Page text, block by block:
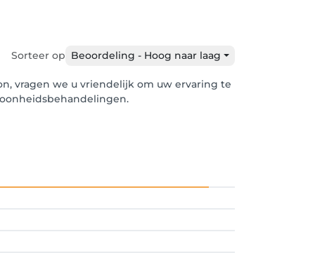
Sorteer op Beoordeling - Hoog naar laag
vragen we u vriendelijk om uw ervaring te